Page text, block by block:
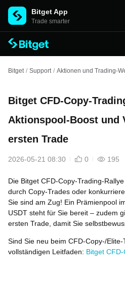
Bitget App
Trade smarter
Bitget / Support / Aktionen und Trading-
Bitget CFD-Copy-
Aktionspool-Boost und
ersten Trade
2026-05-21 08:30 0 195
Die Bitget CFD-Copy-Trading-
durch Copy-Trades oder
Sie sind am Zug! Ein Prämienpool
USDT steht für Sie bereit – zudem
ersten Trade, damit Sie
Sind Sie neu beim CFD-Copy-/
vollständigen Leitfaden: Bitget